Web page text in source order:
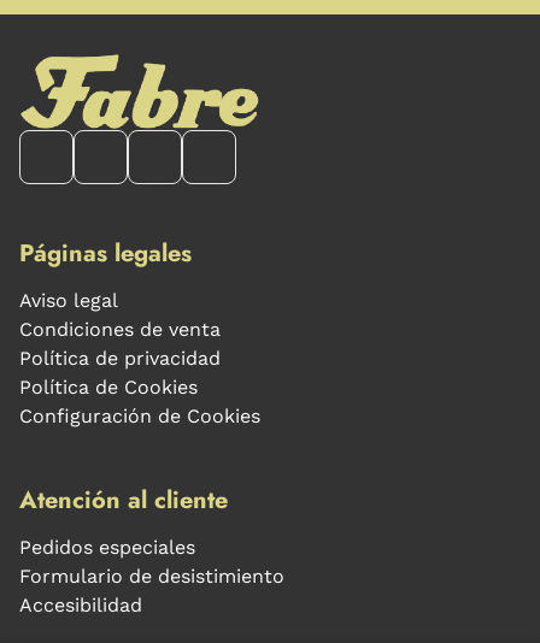
Páginas legales
Aviso legal
Condiciones de venta
Política de privacidad
Política de Cookies
Configuración de Cookies
Atención al cliente
Pedidos especiales
Formulario de desistimiento
Accesibilidad